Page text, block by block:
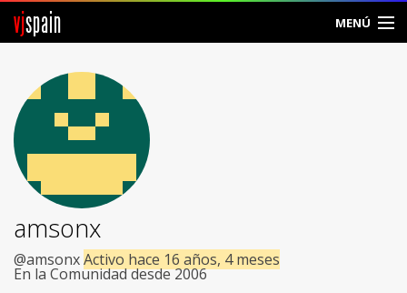
vjspain MENÚ
Foros
Noticias
Vjspain
Ayuda
Contacto
amsonx
@amsonxActivo hace 16 años, 4 meses
En la Comunidad desde 2006